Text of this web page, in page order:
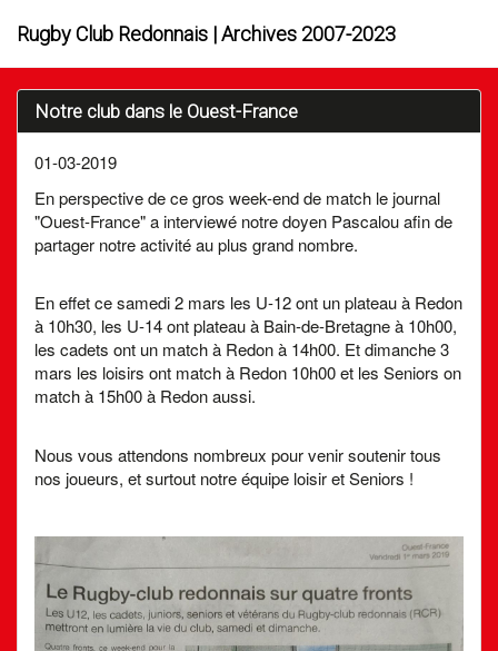
Rugby Club Redonnais | Archives 2007-2023
Notre club dans le Ouest-France
01-03-2019
En perspective de ce gros week-end de match le journal
"Ouest-France" a interviewé notre doyen Pascalou afin de
partager notre activité au plus grand nombre.
En effet ce samedi 2 mars les U-12 ont un plateau à Redon
à 10h30, les U-14 ont plateau à Bain-de-Bretagne à 10h00,
les cadets ont un match à Redon à 14h00. Et dimanche 3
mars les loisirs ont match à Redon 10h00 et les Seniors on
match à 15h00 à Redon aussi.
Nous vous attendons nombreux pour venir soutenir tous
nos joueurs, et surtout notre équipe loisir et Seniors !